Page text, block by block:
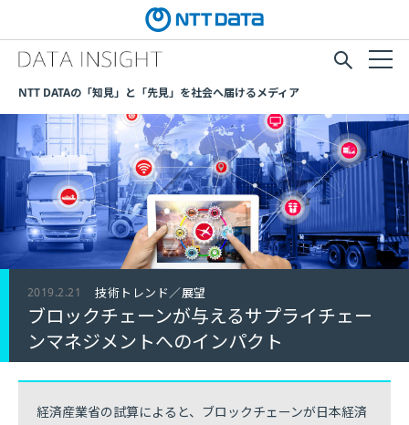
NTT DATAの「知見」と「先見」を社会へ届けるメディア
2019.2.21 技術トレンド／展望
ブロックチェーンが与えるサプライチェー
ンマネジメントへのインパクト
経済産業省の試算によると、ブロックチェーンが日本経済